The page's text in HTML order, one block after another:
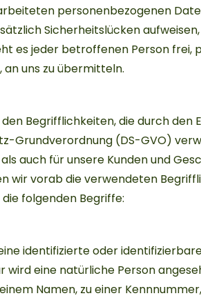
personenbezogenen
Sicherheitslücken
es jeder betroffenen Person frei,
uns zu übermitteln.
Begrifflichkeiten, die durch den
Grundverordnung (DS-GVO)
auch für unsere Kunden und
wir vorab die verwendeten
folgenden Begriffe:
identifizierte oder
eine natürliche Person
Namen, zu einer